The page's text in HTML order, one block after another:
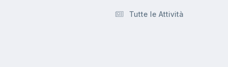
Tutte le Attività